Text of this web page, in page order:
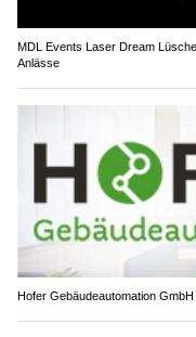
MDL Events Laser Dream
Anlässe
Hofer Gebäudeautomation